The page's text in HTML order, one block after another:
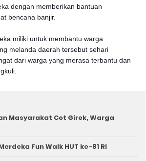
dengan memberikan bantuan
bencana banjir.
miliki untuk membantu warga
melanda daerah tersebut sehari
dari warga yang merasa terbantu dan
Masyarakat Cot Girek, Warga
Fun Walk HUT ke-81 RI